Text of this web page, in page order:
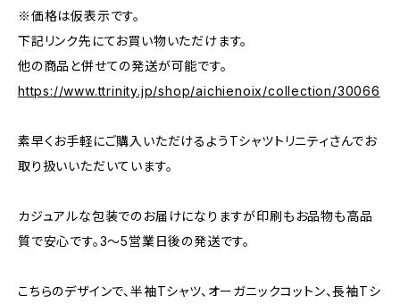
※価格は仮表示です。
下記リンク先にてお買い物いただけます。
他の商品と併せての発送が可能です。
https://www.ttrinity.jp/shop/aichienoix/collection/30066
素早くお手軽にご購入いただけるようTシャツトリニティさんでお
取り扱いいただいています。
カジュアルな包装でのお届けになりますが印刷もお品物も高品
質で安心です。3〜5営業日後の発送です。
こちらのデザインで、半袖Tシャツ、オーガニックコットン、長袖Tシ